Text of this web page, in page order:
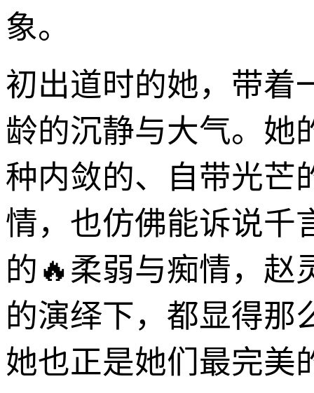
象。
初出道时的她，带着
龄的沉静与大气。她
种内敛的、自带光芒
情，也仿佛能诉说千
的🔥柔弱与痴情，赵
的演绎下，都显得那
她也正是她们最完美